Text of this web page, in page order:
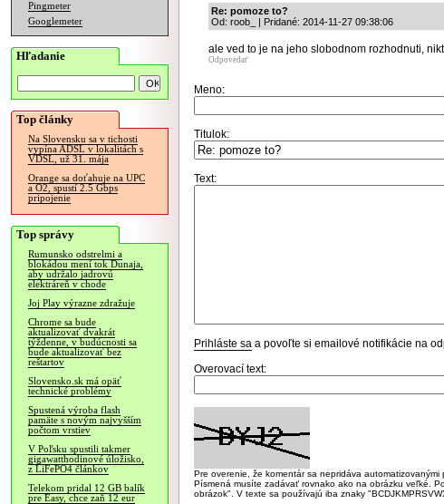
Pingmeter
Googlemeter
Hľadanie
Top články
Na Slovensku sa v tichosti
vypína ADSL v lokalitách s
VDSL, už 31. mája
Orange sa doťahuje na UPC
a O2, spustí 2.5 Gbps
pripojenie
Top správy
Rumunsko odstrelmi a
blokádou mení tok Dunaja,
aby udržalo jadrovú
elektráreň v chode
Joj Play výrazne zdražuje
Chrome sa bude
aktualizovať dvakrát
týždenne, v budúcnosti sa
bude aktualizovať bez
reštartov
Slovensko.sk má opäť
technické problémy
Spustená výroba flash
pamäte s novým najvyšším
počtom vrstiev
V Poľsku spustili takmer
gigawatthodinové úložisko,
z LiFePO4 článkov
Telekom pridal 12 GB balík
pre Easy, chce zaň 12 eur
Re: pomoze to?
Od: roob_ | Pridané: 2014-11-27 09:38:06
ale ved to je na jeho slobodnom rozhodnuti,
Odpovedať
Meno:
Titulok:
Text:
Prihláste sa a povoľte si emailové notifikácie na
Overovací text:
Pre overenie, že komentár sa nepridáva
Písmená musíte zadávať rovnako ako na obrázku veľké.
obrázok". V texte sa používajú iba znaky